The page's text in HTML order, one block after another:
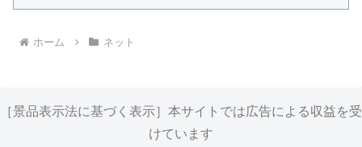
ホーム ネット
［景品表示法に基づく表示］本サイトでは広告による収益を受
けています